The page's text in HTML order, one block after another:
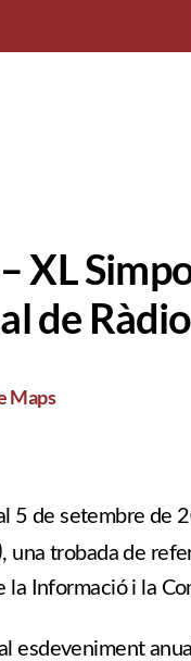
XL
de Ràdio
Maps
5 de setembre de
, una trobada de
la Informació i la
esdeveniment